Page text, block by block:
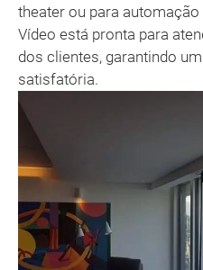
theater ou para
Vídeo está pronta para
dos clientes, garantindo
satisfatória.